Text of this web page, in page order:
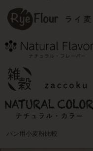
パン用小麦粉比較